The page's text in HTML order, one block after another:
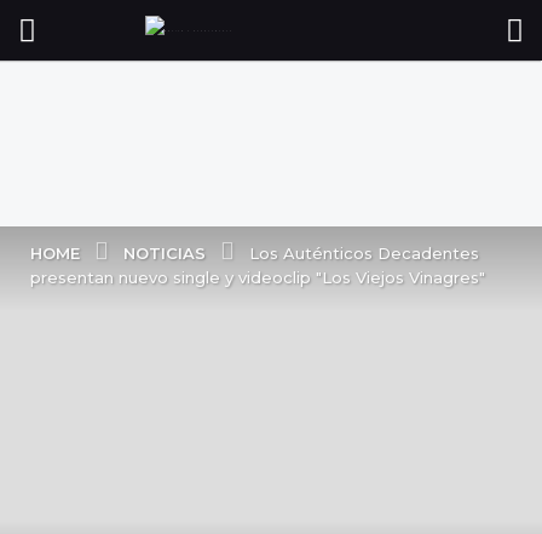
HOME NOTICIAS
Los Auténticos Decadentes
presentan nuevo single y videoclip "Los Viejos Vinagres"